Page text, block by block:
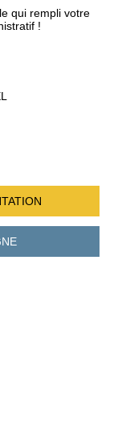
qui rempli votre
!